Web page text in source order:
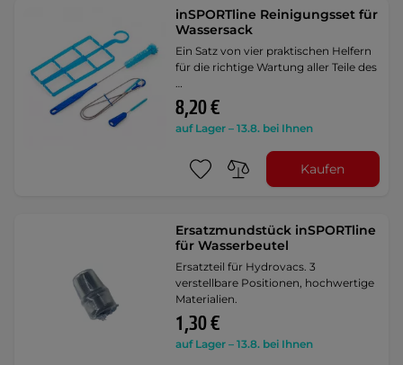
inSPORTline Reinigungsset für
Wassersack
Ein Satz von vier praktischen Helfern
für die richtige Wartung aller Teile des
…
8,20 €
auf Lager – 13.8. bei Ihnen
Kaufen
Ersatzmundstück inSPORTline
für Wasserbeutel
Ersatzteil für Hydrovacs. 3
verstellbare Positionen, hochwertige
Materialien.
1,30 €
auf Lager – 13.8. bei Ihnen